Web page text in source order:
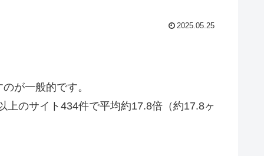
2025.05.25
が一般的です。
のサイト434件で平均約17.8倍（約17.8ヶ